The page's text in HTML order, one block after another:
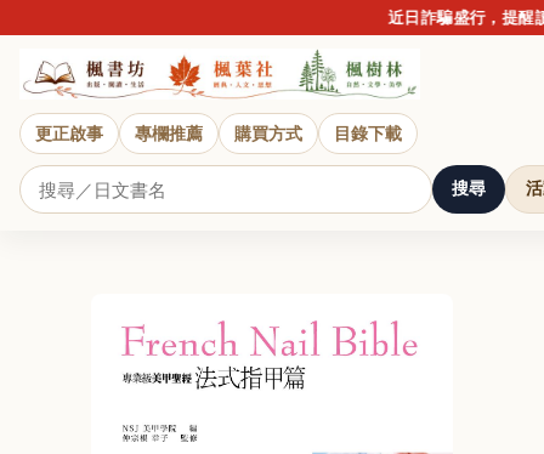
近日詐騙盛行，提醒
更正啟事 專欄推薦 購買方式 目錄下載
搜尋